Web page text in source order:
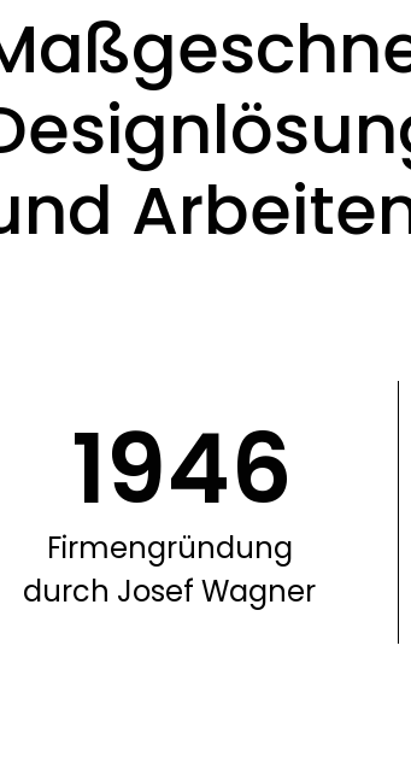
1946
Firmengründung
durch Josef Wagner